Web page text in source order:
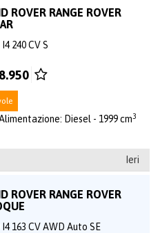
ROVER RANGE ROVER
I4 240 CV S
Diesel - 1999 cm3
Ieri
ROVER RANGE ROVER
I4 163 CV AWD Auto SE